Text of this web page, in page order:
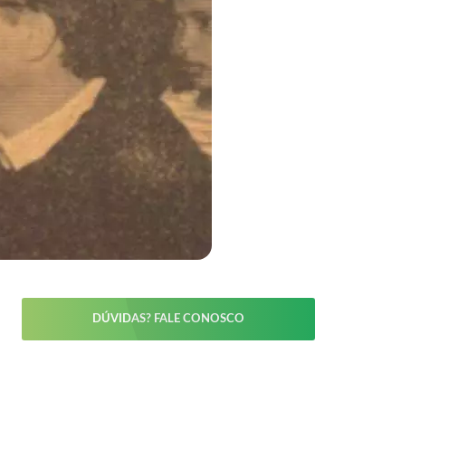
DÚVIDAS? FALE CONOSCO